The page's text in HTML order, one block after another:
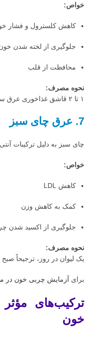
خواص:
کاهش کلسترول و فشار
جلوگیری از لخته شدن
محافظت از قلب
نحوه مصرف:
۱ تا ۲ قاشق غذاخوری عرق سیر در روز (به‌صورت رقیق)
7. عرق چای سبز
چای سبز به دلیل ترکیبات
خواص:
کاهش LDL
کمک به کاهش وزن
جلوگیری از اکسید شدن
نحوه مصرف:
یک لیوان در روز، ترجیحاً صبح
برای آزمایش چربی خون در
ترکیب‌های
خون